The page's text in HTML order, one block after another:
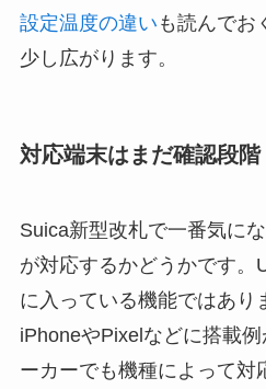
設定温度の違い も読んでお
少し広がります。
対応端末はまだ確認段階
Suica新型改札で一番気に
が対応するかどうかです。
に入っている機能ではあり
iPhoneやPixelなどに搭載
ーカーでも機種によって対